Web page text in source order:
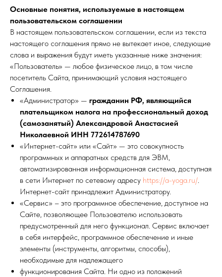
Основные понятия, используемые в настоящем
пользовательском соглашении
В настоящем пользовательском соглашении, если из текста
настоящего соглашения прямо не вытекает иное, следующие
слова и выражения будут иметь указанные ниже значения:
«Пользователь» — любое физическое лицо, в том числе
посетитель Сайта, принимающий условия настоящего
Соглашения.
«Администратор» — гражданин РФ, являющийся
плательщиком налога на профессиональный доход
(самозанятый) Александровой Анастасией
Николаевной ИНН 772614787690
«Интернет-сайт» или «Сайт» — это совокупность
программных и аппаратных средств для ЭВМ,
автоматизированная информационная система, доступная
в сети Интернет по сетевому адресу https://a-yoga.ru/
Интернет-сайт принадлежит Администратору.
«Сервис» – это программное обеспечение, доступное на
Сайте, позволяющее Пользователю использовать
предусмотренный для него функционал. Сервис включает
в себя интерфейс, программное обеспечение и иные
элементы (инструменты, алгоритмы, способы),
необходимые для надлежащего
функционирования Сайта. Ни одно из положений